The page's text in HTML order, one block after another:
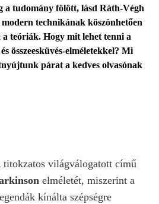
a tudomány fölött, lásd Ráth-Végh
technikának köszönhetően
a teóriák. Hogy mit lehet tenni a
összeesküvés-elméletekkel? Mi
párat a kedves olvasónak
világválogatott című
elméletét, miszerint a
kínálta szépségre